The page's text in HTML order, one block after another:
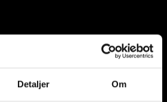
Detaljer Om